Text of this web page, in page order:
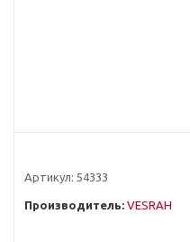
Артикул: 54333
Производитель: VESRAH